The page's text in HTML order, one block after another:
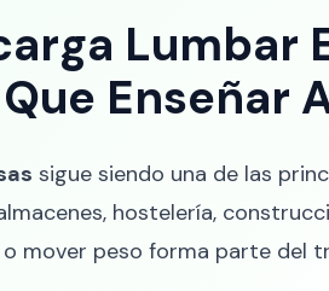
Lumbar
Enseñar
sigue siendo una de las
hostelería,
mover peso forma parte del